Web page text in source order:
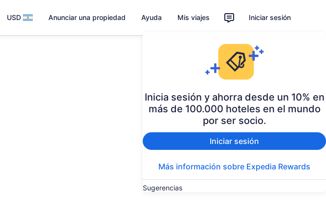
USD Anunciar una propiedad Ayuda Mis viajes Iniciar sesión
Inicia sesión y ahorra desde un 10% en
más de 100.000 hoteles en el mundo
por ser socio.
Iniciar sesión
Más información sobre Expedia Rewards
Sugerencias